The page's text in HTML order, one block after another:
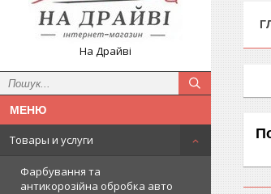
На Драйві
Товары и услуги
Фарбування та
антикорозійна обробка авто